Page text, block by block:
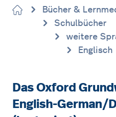
Bücher &
Schulbücher
weitere
Englisch
Das Oxford
English-German/